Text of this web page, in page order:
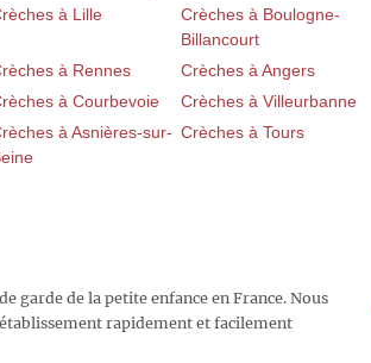
à Lille
Crèches à Boulogne-
Billancourt
à Rennes
Crèches à Angers
à Courbevoie
Crèches à Villeurbanne
à Asnières-sur- Crèches à Tours
garde de la petite enfance en France. Nous
rapidement et facilement